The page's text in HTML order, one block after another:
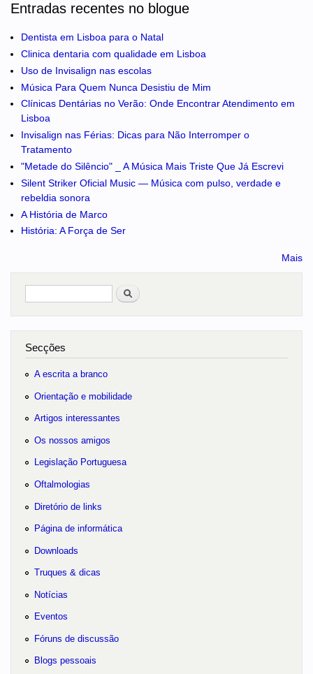
Entradas recentes no blogue
Dentista em Lisboa para o Natal
Clinica dentaria com qualidade em Lisboa
Uso de Invisalign nas escolas
Música Para Quem Nunca Desistiu de Mim
Clínicas Dentárias no Verão: Onde Encontrar Atendimento em
Lisboa
Invisalign nas Férias: Dicas para Não Interromper o
Tratamento
"Metade do Silêncio" _ A Música Mais Triste Que Já Escrevi
Silent Striker Oficial Music — Música com pulso, verdade e
rebeldia sonora
A História de Marco
História: A Força de Ser
Mais
Pesquisar
Secções
A escrita a branco
Orientação e mobilidade
Artigos interessantes
Os nossos amigos
Legislação Portuguesa
Oftalmologias
Diretório de links
Página de informática
Downloads
Truques & dicas
Notícias
Eventos
Fóruns de discussão
Blogs pessoais